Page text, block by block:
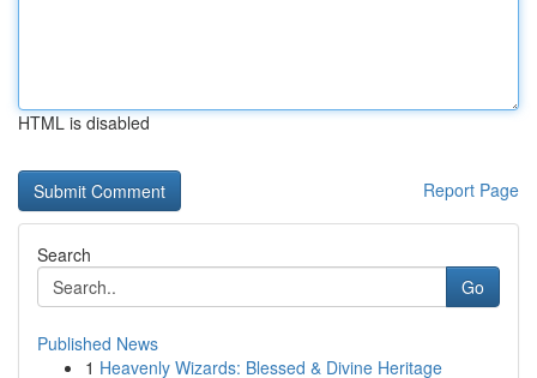
HTML is disabled
Report Page
Search
Go
Published News
1 Heavenly Wizards: Blessed & Divine Heritage